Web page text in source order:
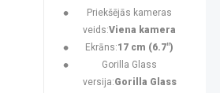
Priekšējās kameras
veids:Viena kamera
Ekrāns:17 cm (6.7")
Gorilla Glass
versija:Gorilla Glass